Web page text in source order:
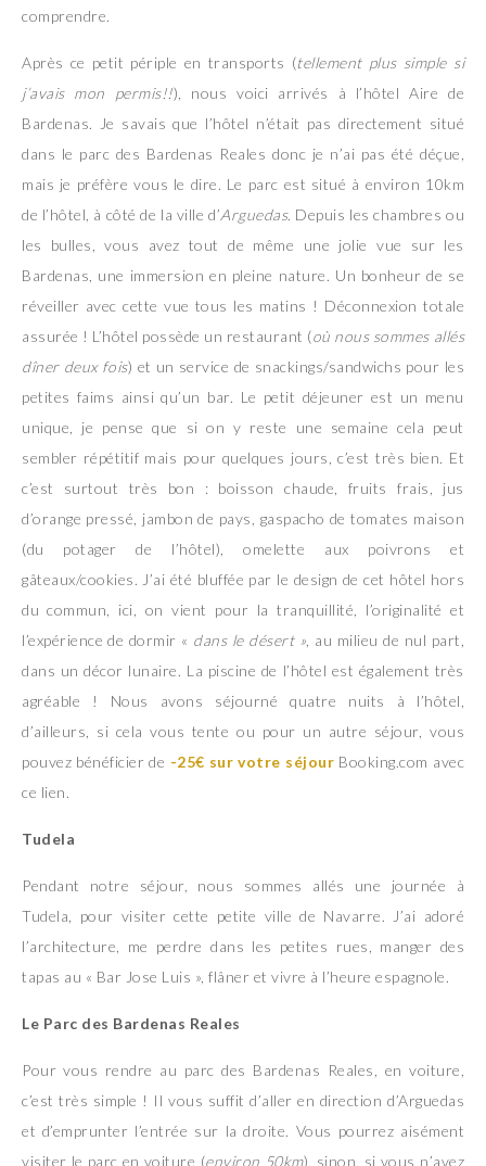
comprendre.
Après ce petit périple en transports (tellement plus simple si
j’avais mon permis!!), nous voici arrivés à l’hôtel Aire de
Bardenas. Je savais que l’hôtel n’était pas directement situé
dans le parc des Bardenas Reales donc je n’ai pas été déçue,
mais je préfère vous le dire. Le parc est situé à environ 10km
de l’hôtel, à côté de la ville d’Arguedas. Depuis les chambres ou
les bulles, vous avez tout de même une jolie vue sur les
Bardenas, une immersion en pleine nature. Un bonheur de se
réveiller avec cette vue tous les matins ! Déconnexion totale
assurée ! L’hôtel possède un restaurant (où nous sommes allés
dîner deux fois) et un service de snackings/sandwichs pour les
petites faims ainsi qu’un bar. Le petit déjeuner est un menu
unique, je pense que si on y reste une semaine cela peut
sembler répétitif mais pour quelques jours, c’est très bien. Et
c’est surtout très bon : boisson chaude, fruits frais, jus
d’orange pressé, jambon de pays, gaspacho de tomates maison
(du potager de l’hôtel), omelette aux poivrons et
gâteaux/cookies. J’ai été bluffée par le design de cet hôtel hors
du commun, ici, on vient pour la tranquillité, l’originalité et
l’expérience de dormir « dans le désert » , au milieu de nul part,
dans un décor lunaire. La piscine de l’hôtel est également très
agréable ! Nous avons séjourné quatre nuits à l’hôtel,
d’ailleurs, si cela vous tente ou pour un autre séjour, vous
pouvez bénéficier de -25€ sur votre séjour Booking.com avec
ce lien.
Tudela
Pendant notre séjour, nous sommes allés une journée à
Tudela, pour visiter cette petite ville de Navarre. J’ai adoré
l’architecture, me perdre dans les petites rues, manger des
tapas au « Bar Jose Luis », flâner et vivre à l’heure espagnole.
Le Parc des Bardenas Reales
Pour vous rendre au parc des Bardenas Reales, en voiture,
c’est très simple ! Il vous suffit d’aller en direction d’Arguedas
et d’emprunter l’entrée sur la droite. Vous pourrez aisément
visiter le parc en voiture (environ 50km), sinon, si vous n’avez